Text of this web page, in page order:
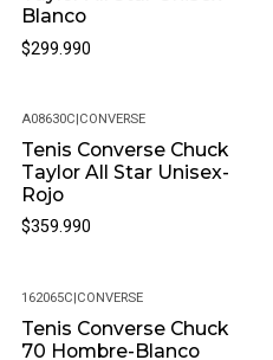
Blanco
$299.990
A08630C CONVERSE
Tenis Converse Chuck
Taylor All Star Unisex-
Rojo
$359.990
-49%
162065C CONVERSE
Tenis Converse Chuck
70 Hombre-Blanco